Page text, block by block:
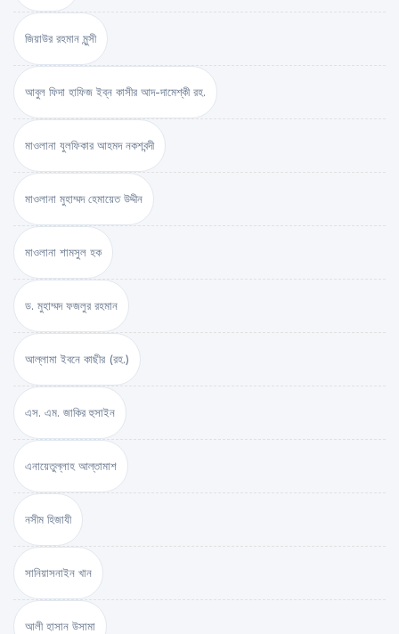
জিয়াউর রহমান মুন্সী
আবুল ফিদা হাফিজ ইব্‌ন কাসীর আদ-দামেশ্‌কী রহ.
মাওলানা যুলফিকার আহমদ নকশবন্দী
মাওলানা মুহাম্মদ হেমায়েত উদ্দীন
মাওলানা শামসুল হক
ড. মুহাম্মদ ফজলুর রহমান
আল্লামা ইবনে কাছীর (রহ.)
এস. এম. জাকির হুসাইন
এনায়েতুল্লাহ আল্‌তামাশ
নসীম হিজাযী
সানিয়াসনাইন খান
আলী হাসান উসামা